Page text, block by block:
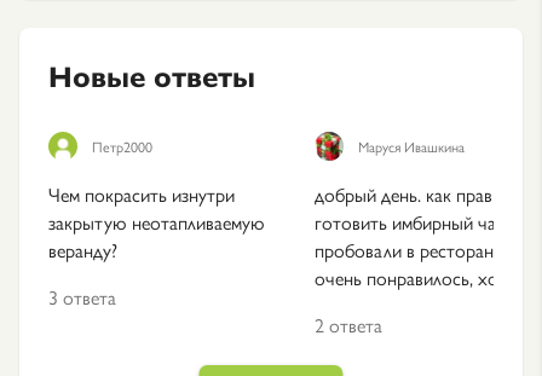
Новые ответы
Петр2000
Чем покрасить изнутри
закрытую неотапливаемую
веранду?
3 ответа
Маруся Ивашкина
добрый день. как правильно
готовить имбирный чай?
пробовали в ресторане и
очень понравилось, хотим с
2 ответа